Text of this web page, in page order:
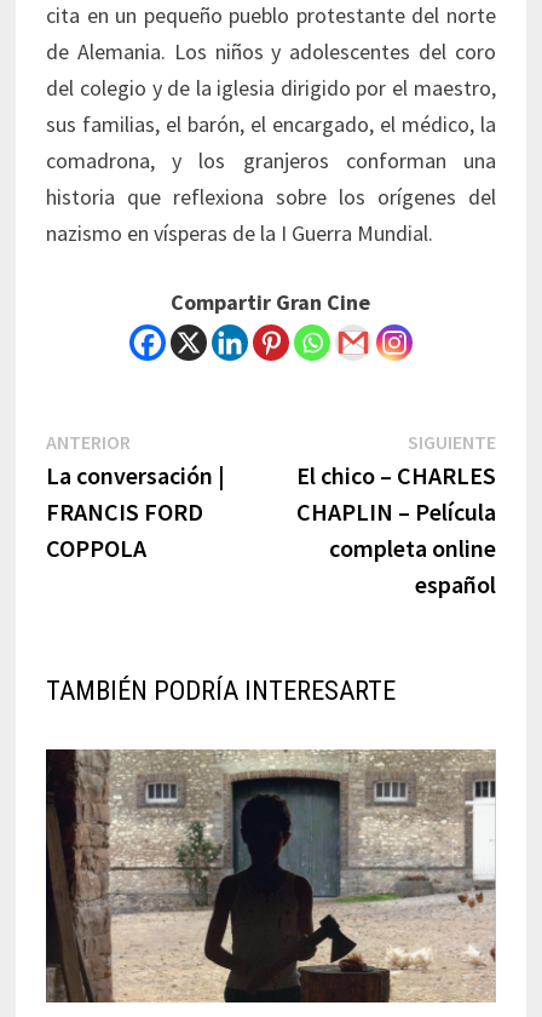
cita en un pequeño pueblo protestante del norte
de Alemania. Los niños y adolescentes del coro
del colegio y de la iglesia dirigido por el maestro,
sus familias, el barón, el encargado, el médico, la
comadrona, y los granjeros conforman una
historia que reflexiona sobre los orígenes del
nazismo en vísperas de la I Guerra Mundial.
Compartir Gran Cine
Navegación
de
entradas
ANTERIOR
post:
La conversación |
FRANCIS FORD
COPPOLA
SIGUIENTENext
post:
El chico – CHARLES
CHAPLIN – Película
completa online
español
TAMBIÉN PODRÍA INTERESARTE